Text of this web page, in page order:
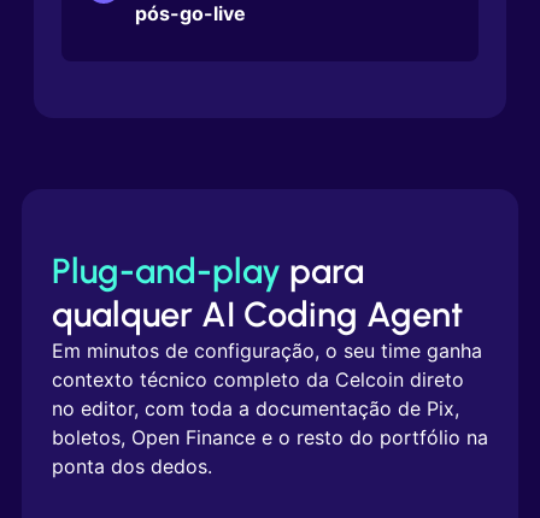
pós-go-live
Plug-and-play para
qualquer AI Coding Agent
Em minutos de configuração, o seu time ganha
contexto técnico completo da Celcoin direto
no editor, com toda a documentação de Pix,
boletos, Open Finance e o resto do portfólio na
ponta dos dedos.